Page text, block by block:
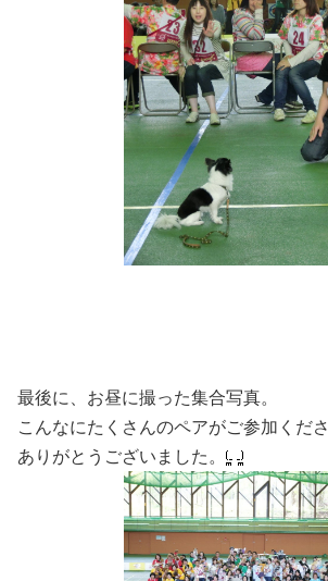
最後に、お昼に撮った集合写真。
こんなにたくさんのペアがご参加くだ
ありがとうございました。